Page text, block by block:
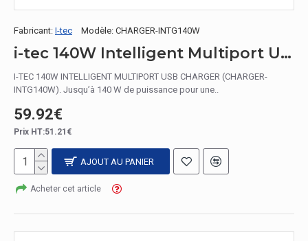
Fabricant: I-tec Modèle: CHARGER-INTG140W
i-tec 140W Intelligent Multiport USB Charger
I-TEC 140W INTELLIGENT MULTIPORT USB CHARGER (CHARGER-
INTG140W). Jusqu’à 140 W de puissance pour une..
59.92€
Prix HT:51.21€
AJOUT AU PANIER
Acheter cet article